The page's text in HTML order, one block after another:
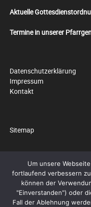
Aktuelle
Termine in unserer
Datenschutzerklärung
Impressum
Kontakt
Sitemap
© 2026 by
Social Media Auto
Um unsere
fortlaufend verbessern
können der
"Einverstanden") oder
Fall der Ablehnung